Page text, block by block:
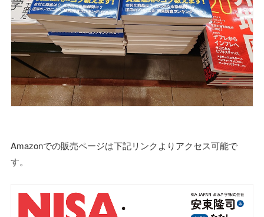
Amazonでの販売ページは下記リンクよりアクセス可能で
す。